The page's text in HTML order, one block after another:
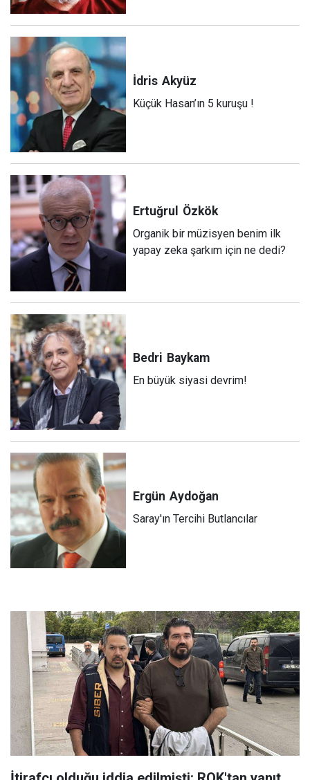
İdris Akyüz
Küçük Hasan’ın 5 kuruşu !
Ertuğrul Özkök
Organik bir müzisyen benim ilk
yapay zeka şarkım için ne dedi?
Bedri Baykam
En büyük siyasi devrim!
Ergün Aydoğan
Saray'ın Tercihi Butlancılar